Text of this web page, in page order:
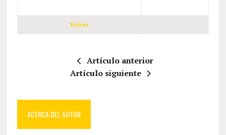
Volver
Artículo anterior
Artículo siguiente
ACERCA DEL AUTOR